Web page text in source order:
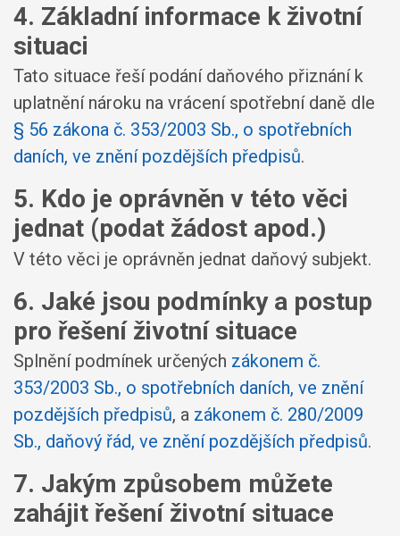
4. Základní informace k životní
situaci
Tato situace řeší podání daňového přiznání k
uplatnění nároku na vrácení spotřební daně dle
§ 56 zákona č. 353/2003 Sb., o spotřebních
daních, ve znění pozdějších předpisů.
5. Kdo je oprávněn v této věci
jednat (podat žádost apod.)
V této věci je oprávněn jednat daňový subjekt.
6. Jaké jsou podmínky a postup
pro řešení životní situace
Splnění podmínek určených zákonem č.
353/2003 Sb., o spotřebních daních, ve znění
pozdějších předpisů, a zákonem č. 280/2009
Sb., daňový řád, ve znění pozdějších předpisů.
7. Jakým způsobem můžete
zahájit řešení životní situace